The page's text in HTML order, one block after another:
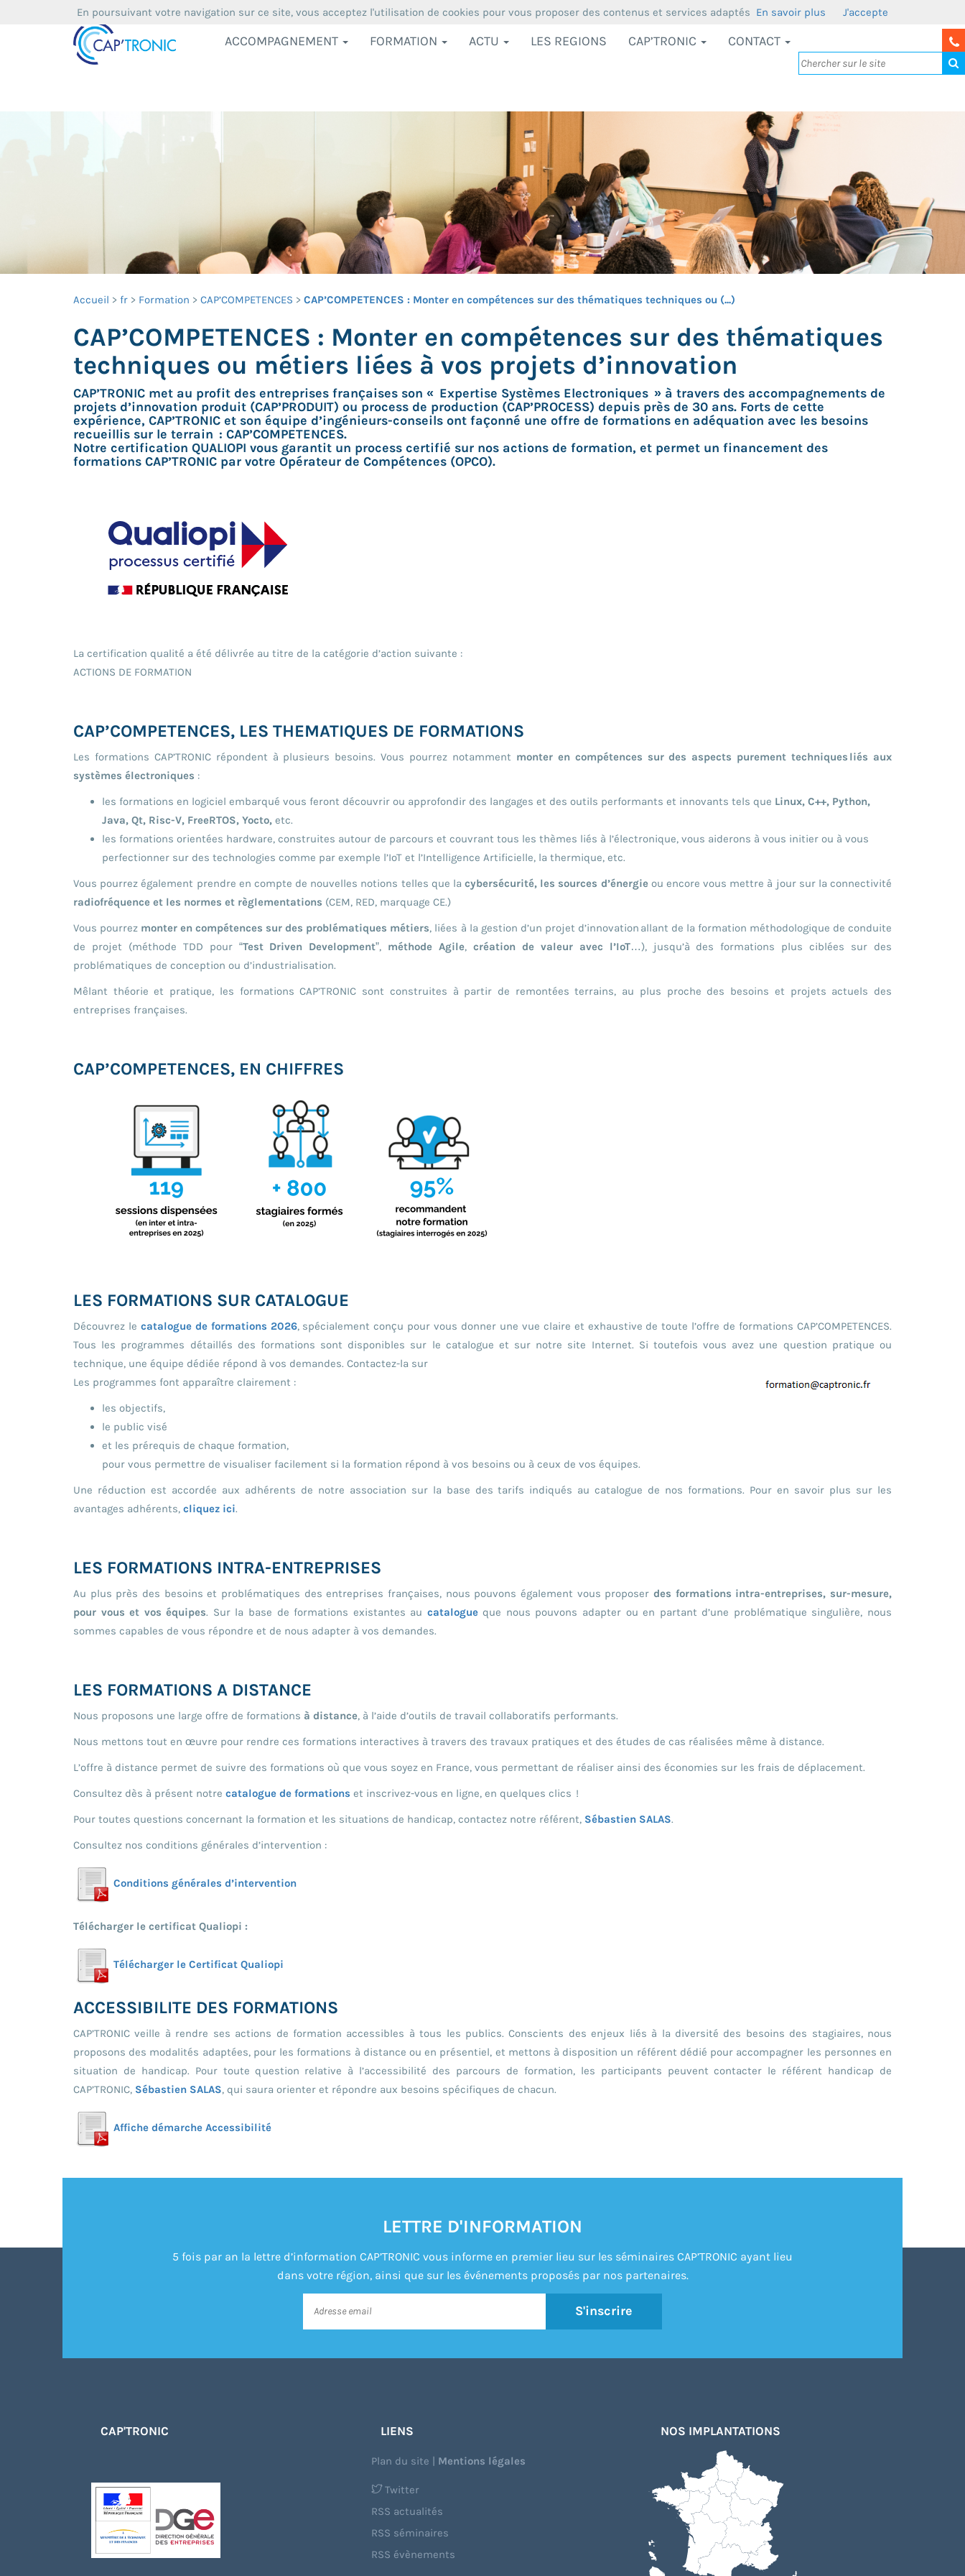
ACCOMPAGNEMENT FORMATION ACTU LES REGIONS CAP’TRONIC CONTACT
Accueil fr Formation CAP’COMPETENCES CAP’COMPETENCES : Monter en compétences sur des thématiques techniques ou (...)
CAP’COMPETENCES : Monter en compétences sur des thématiques
techniques ou métiers liées à vos projets d’innovation
CAP’TRONIC met au profit des entreprises françaises son « Expertise Systèmes Electroniques » à travers des accompagnements de
projets d’innovation produit (CAP’PRODUIT) ou process de production (CAP’PROCESS) depuis près de 30 ans. Forts de cette
expérience, CAP’TRONIC et son équipe d’ingénieurs-conseils ont façonné une offre de formations en adéquation avec les besoins
recueillis sur le terrain : CAP’COMPETENCES.
Notre certification QUALIOPI vous garantit un process certifié sur nos actions de formation, et permet un financement des
formations CAP’TRONIC par votre Opérateur de Compétences (OPCO).
La certification qualité a été délivrée au titre de la catégorie d’action suivante :
ACTIONS DE FORMATION
CAP’COMPETENCES, LES THEMATIQUES DE FORMATIONS
Les formations CAP’TRONIC répondent à plusieurs besoins. Vous pourrez notamment monter en compétences sur des aspects purement techniques liés aux
systèmes électroniques :
les formations en logiciel embarqué vous feront découvrir ou approfondir des langages et des outils performants et innovants tels que Linux, C++, Python,
Java, Qt, Risc-V, FreeRTOS, Yocto, etc.
les formations orientées hardware, construites autour de parcours et couvrant tous les thèmes liés à l’électronique, vous aiderons à vous initier ou à vous
perfectionner sur des technologies comme par exemple l’IoT et l’Intelligence Artificielle, la thermique, etc.
Vous pourrez également prendre en compte de nouvelles notions telles que la cybersécurité, les sources d’énergieou encore vous mettre à jour sur la connectivité
radiofréquence et les normes et règlementations (CEM, RED, marquage CE.)
Vous pourrez monter en compétences sur des problématiques métiers, liées à la gestion d’un projet d’innovation allant de la formation méthodologique de conduite
de projet (méthode TDD pour “Test Driven Development”, méthode Agile,création de valeur avec l’IoT…), jusqu’à des formations plus ciblées sur des
problématiques de conception ou d’industrialisation.
Mêlant théorie et pratique, les formations CAP’TRONIC sont construites à partir de remontées terrains, au plus proche des besoins et projets actuels des
entreprises françaises.
CAP’COMPETENCES, EN CHIFFRES
LES FORMATIONS SUR CATALOGUE
Découvrez le catalogue de formations 2026, spécialement conçu pour vous donner une vue claire et exhaustive de toute l’offre de formations CAP’COMPETENCES.
Tous les programmes détaillés des formations sont disponibles sur le catalogue et sur notre site Internet. Si toutefois vous avez une question pratique ou
technique, une équipe dédiée répond à vos demandes. Contactez-la sur
Les programmes font apparaître clairement :
les objectifs,
le public visé
et les prérequis de chaque formation,
pour vous permettre de visualiser facilement si la formation répond à vos besoins ou à ceux de vos équipes.
Une réduction est accordée aux adhérents de notre association sur la base des tarifs indiqués au catalogue de nos formations. Pour en savoir plus sur les
avantages adhérents, cliquez ici.
LES FORMATIONS INTRA-ENTREPRISES
Au plus près des besoins et problématiques des entreprises françaises, nous pouvons également vous proposer des formations intra-entreprises, sur-mesure,
pour vous et vos équipes. Sur la base de formations existantes au catalogueque nous pouvons adapter ou en partant d’une problématique singulière, nous
sommes capables de vous répondre et de nous adapter à vos demandes.
LES FORMATIONS A DISTANCE
Nous proposons une large offre de formations à distance, à l’aide d’outils de travail collaboratifs performants.
Nous mettons tout en œuvre pour rendre ces formations interactives à travers des travaux pratiques et des études de cas réalisées même à distance.
L’offre à distance permet de suivre des formations où que vous soyez en France, vous permettant de réaliser ainsi des économies sur les frais de déplacement.
Consultez dès à présent notre catalogue de formations et inscrivez-vous en ligne, en quelques clics !
Pour toutes questions concernant la formation et les situations de handicap, contactez notre référent, Sébastien SALAS.
Consultez nos conditions générales d’intervention :
Conditions générales d’intervention
Télécharger le certificat Qualiopi :
Télécharger le Certificat Qualiopi
ACCESSIBILITE DES FORMATIONS
CAP’TRONIC veille à rendre ses actions de formation accessibles à tous les publics. Conscients des enjeux liés à la diversité des besoins des stagiaires, nous
proposons des modalités adaptées, pour les formations à distance ou en présentiel, et mettons à disposition un référent dédié pour accompagner les personnes en
situation de handicap. Pour toute question relative à l’accessibilité des parcours de formation, les participants peuvent contacter le référent handicap de
CAP’TRONIC, Sébastien SALAS, qui saura orienter et répondre aux besoins spécifiques de chacun.
Affiche démarche Accessibilité
LETTRE D'INFORMATION
5 fois par an la lettre d’information CAP’TRONIC vous informe en premier lieu sur les séminaires CAP’TRONIC ayant lieu
dans votre région, ainsi que sur les événements proposés par nos partenaires.
S'inscrire
CAP'TRONIC LIENS
Plan du site | Mentions légales
Twitter
RSS actualités
RSS séminaires
RSS évènements
NOS IMPLANTATIONS
En poursuivant votre navigation sur ce site, vous acceptez l'utilisation de cookies pour vous proposer des contenus et services adaptés En savoir plus J'accepte